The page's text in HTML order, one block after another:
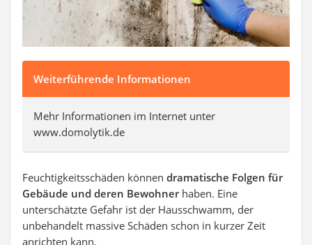
Weiterführende Informationen
Mehr Informationen im Internet unter
www.domolytik.de
Feuchtigkeitsschäden können dramatische Folgen für
Gebäude und deren Bewohnerhaben. Eine
unterschätzte Gefahr ist der Hausschwamm, der
unbehandelt massive Schäden schon in kurzer Zeit
anrichten kann.